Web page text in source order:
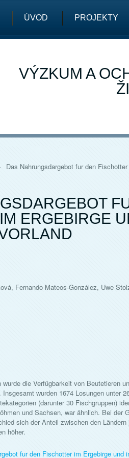
ÚVOD PROJEKTY
VÝZKUM A
Das Nahrungsdargebot fur den
ERGEBIRGE
Fernando Mateos-González, Uwe
die Verfügbarkeit von Beutetieren
wurden 1674 Losungen unter
(darunter 30 Fischgruppen)
und Sachsen, war ähnlich. Bei der
sich der Anteil zwischen den
höher.
fur den Fischotter im Ergebirge und